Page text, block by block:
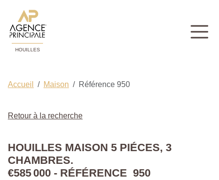
HOUILLES
Accueil Maison Référence 950
Retour à la recherche
HOUILLES MAISON 5 PIÉCES, 3
CHAMBRES.
€585 000 - RÉFÉRENCE 950